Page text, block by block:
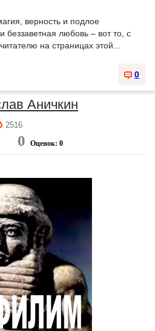
верность и подлое
беззаветная любовь – вот то, с
на страницах этой...
0
Аничкин
2516
0 Оценок: 0